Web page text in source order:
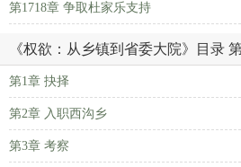
第1718章 争取杜家乐支持
《权欲：从乡镇到省委大院》目录
第1章 抉择
第2章 入职西沟乡
第3章 考察